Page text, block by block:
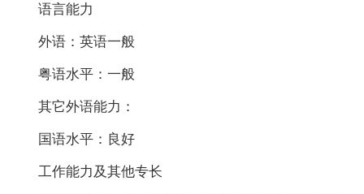
语言能力
外语：英语一般
粤语水平：一般
其它外语能力：
国语水平：良好
工作能力及其他专长